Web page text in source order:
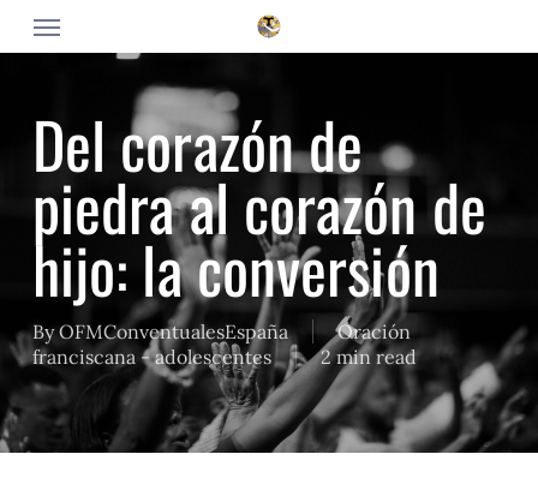
main
Menu
Del corazón de
piedra al corazón de
hijo: la conversión
By OFMConventualesEspaña
Oración
franciscana - adolescentes
2 min read